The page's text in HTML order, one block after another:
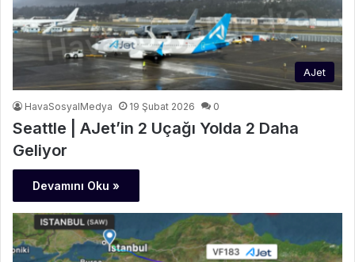
AJet
HavaSosyalMedya 19 Şubat 2026 0
Seattle | AJet’in 2 Uçağı Yolda 2 Daha
Geliyor
Devamını Oku »